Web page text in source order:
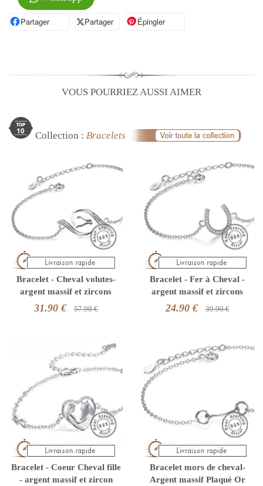
PartagerPartager sur Facebook
Partager
Partager sur XÉpinglerÉpingler sur Pinterest
VOUS POURRIEZ AUSSI AIMER
Collection : Bracelets
Bracelet - Cheval volutes-
argent massif et zircons
31.90 € 57.90 €
Bracelet - Fer à Cheval -
argent massif et zircons
24.90 € 39.90 €
Bracelet - Coeur Cheval fille
- argent massif et zircon
Bracelet mors de cheval-
Argent massif Plaqué Or